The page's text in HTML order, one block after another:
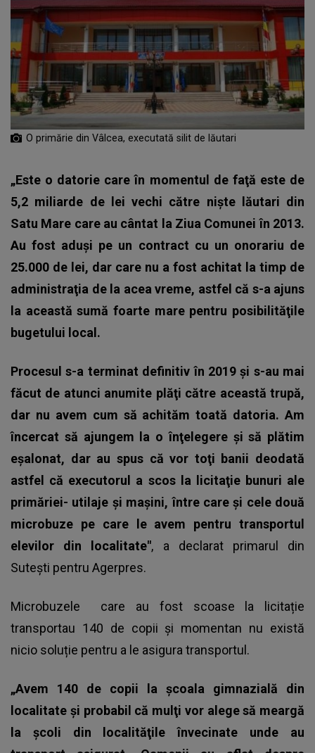
O primărie din Vâlcea, executată silit de lăutari
„Este o datorie care în momentul de faţă este de
5,2 miliarde de lei vechi către nişte lăutari din
Satu Mare care au cântat la Ziua Comunei în 2013.
Au fost aduşi pe un contract cu un onorariu de
25.000 de lei, dar care nu a fost achitat la timp de
administraţia de la acea vreme, astfel că s-a ajuns
la această sumă foarte mare pentru posibilităţile
bugetului local.
Procesul s-a terminat definitiv în 2019 şi s-au mai
făcut de atunci anumite plăţi către această trupă,
dar nu avem cum să achităm toată datoria. Am
încercat să ajungem la o înţelegere şi să plătim
eşalonat, dar au spus că vor toţi banii deodată
astfel că executorul a scos la licitaţie bunuri ale
primăriei- utilaje şi maşini, între care şi cele două
microbuze pe care le avem pentru transportul
elevilor din localitate", a declarat primarul din
Suteşti pentru Agerpres.
Microbuzele care au fost scoase la licitație
transportau 140 de copii și momentan nu există
nicio soluție pentru a le asigura transportul.
„Avem 140 de copii la şcoala gimnazială din
localitate şi probabil că mulţi vor alege să meargă
la şcoli din localităţile învecinate unde au